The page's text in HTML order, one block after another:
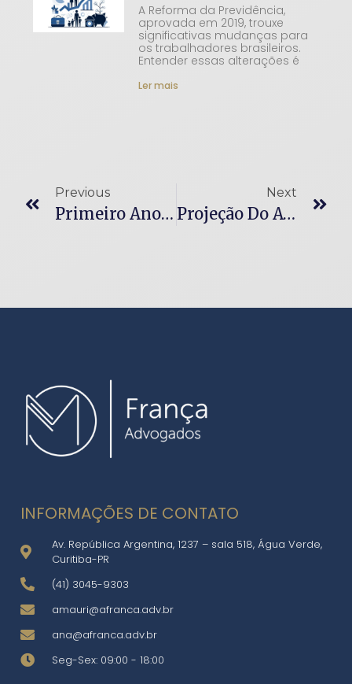
A Reforma da Previdência,
aprovada em 2019, trouxe
significativas mudanças para
os trabalhadores brasileiros.
Entender essas alterações é
Ler mais
Previous
Primeiro Ano Da Reforma Trabalhista: Efeitos
Next
Projeção Do Aviso-Prévio Impede Indenização Por Dispensa Antes Da Data-Base
INFORMAÇÕES DE CONTATO
Av. República Argentina, 1237 – sala 518, Água Verde,
Curitiba-PR
(41) 3045-9303
amauri@afranca.adv.br
ana@afranca.adv.br
Seg-Sex: 09:00 - 18:00